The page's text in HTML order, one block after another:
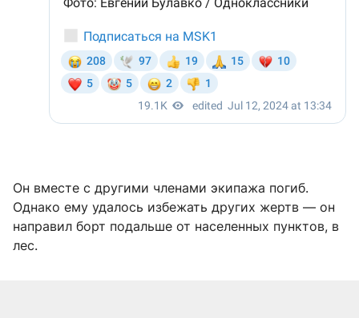
Он вместе с другими членами экипажа погиб.
Однако ему удалось избежать других жертв — он
направил борт подальше от населенных пунктов, в
лес.